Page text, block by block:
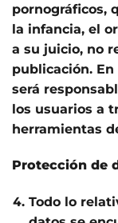
pornográficos,
la infancia, el
a su juicio, no
publicación. En
será
los usuarios a
herramientas
Protección de
Todo lo